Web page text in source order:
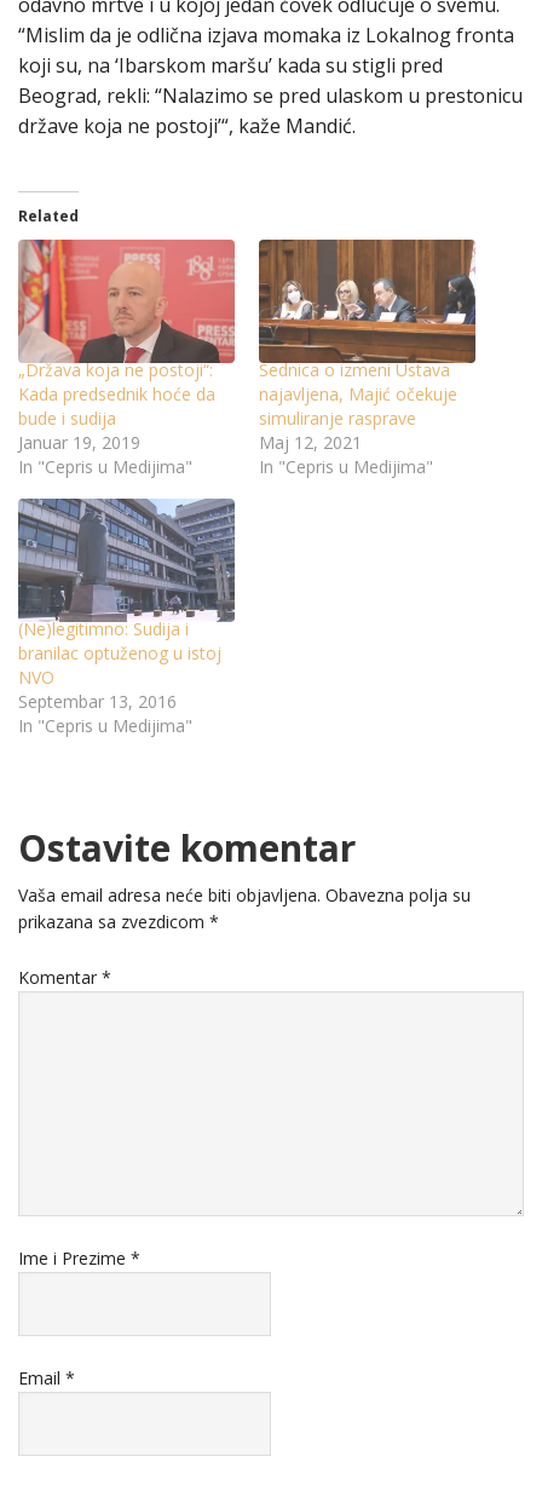
“Mislim da je odlična izjava momaka iz Lokalnog fronta
koji su, na ‘Ibarskom maršu’ kada su stigli pred
Beograd, rekli: “Nalazimo se pred ulaskom u prestonicu
države koja ne postoji’“, kaže Mandić.
Related
„Država koja ne postoji“:
Kada predsednik hoće da
bude i sudija
Januar 19, 2019
In "Cepris u Medijima"
Sednica o izmeni Ustava
najavljena, Majić očekuje
simuliranje rasprave
Maj 12, 2021
In "Cepris u Medijima"
(Ne)legitimno: Sudija i
branilac optuženog u istoj
NVO
Septembar 13, 2016
In "Cepris u Medijima"
Ostavite komentar
Vaša email adresa neće biti objavljena. Obavezna polja su
prikazana sa zvezdicom *
Komentar *
Ime i Prezime *
Email *